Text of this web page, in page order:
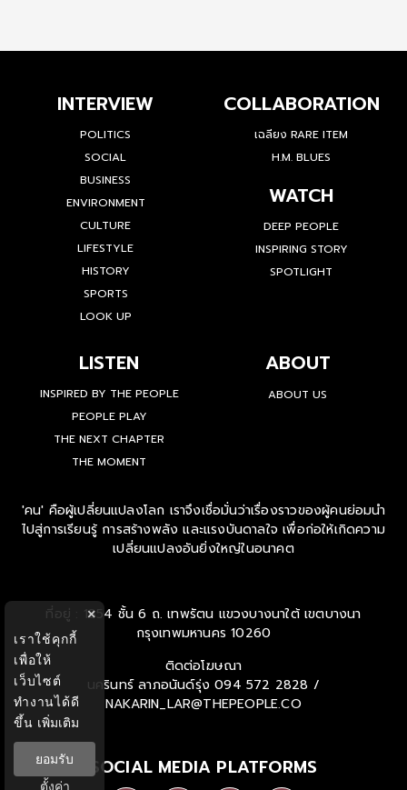
INTERVIEW
POLITICS
SOCIAL
BUSINESS
ENVIRONMENT
CULTURE
LIFESTYLE
HISTORY
SPORTS
LOOK UP
COLLABORATION
เฉลียง RARE ITEM
H.M. BLUES
WATCH
DEEP PEOPLE
INSPIRING STORY
SPOTLIGHT
LISTEN
INSPIRED BY THE PEOPLE
PEOPLE PLAY
THE NEXT CHAPTER
THE MOMENT
ABOUT
ABOUT US
'คน' คือผู้เปลี่ยนแปลงโลก เราจึงเชื่อมั่นว่าเรื่องราวของผู้คนย่อมนำ
ไปสู่การเรียนรู้ การสร้างพลัง และแรงบันดาลใจ เพื่อก่อให้เกิดความ
เปลี่ยนแปลงอันยิ่งใหญ่ในอนาคต
ที่อยู่ : 1854 ชั้น 6 ถ. เทพรัตน แขวงบางนาใต้ เขตบางนา
กรุงเทพมหานคร 10260
ติดต่อโฆษณา
นครินทร์ ลาภอนันด์รุ่ง 094 572 2828 /
NAKARIN_LAR@THEPEOPLE.CO
SOCIAL MEDIA PLATFORMS
×
เราใช้คุกกี้
เพื่อให้
เว็บไซต์
ทำงานได้ดี
ขึ้น เพิ่มเติม
ยอมรับ
ตั้งค่า